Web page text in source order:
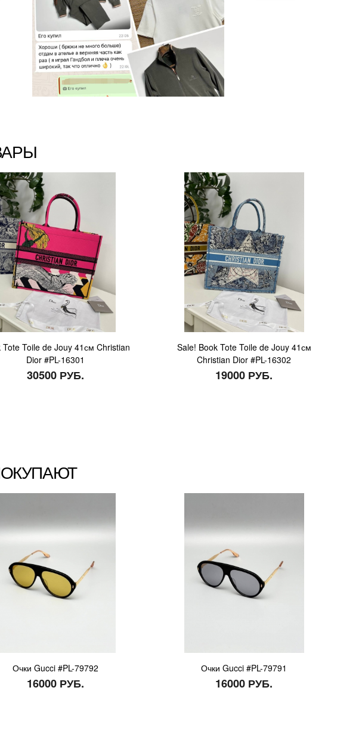
Tote Toile de Jouy 41см Christian
Dior #PL-16301
30500 РУБ.
Sale! Book Tote Toile de Jouy 41см
Christian Dior #PL-16302
19000 РУБ.
Очки Gucci #PL-79792
16000 РУБ.
Очки Gucci #PL-79791
16000 РУБ.